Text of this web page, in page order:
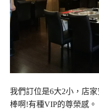
我們訂位是6大2小，店
棒啊!有種VIP的尊榮感。